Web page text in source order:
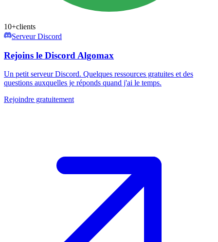
10+clients
Serveur Discord
Rejoins le Discord Algomax
Un petit serveur Discord. Quelques ressources gratuites et des
questions auxquelles je réponds quand j'ai le temps.
Rejoindre gratuitement